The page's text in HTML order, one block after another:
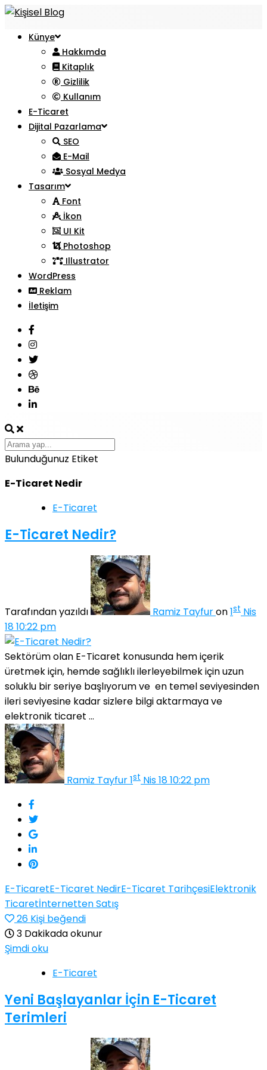
Künye
Hakkımda
Kitaplık
Gizlilik
Kullanım
E-Ticaret
Dijital Pazarlama
SEO
E-Mail
Sosyal Medya
Tasarım
Font
İkon
UI Kit
Photoshop
Illustrator
WordPress
Reklam
İletişim
Bulunduğunuz Etiket
E-Ticaret Nedir
E-Ticaret
E-Ticaret Nedir?
Tarafından yazıldı Ramiz Tayfuron1st Nis
18 10:22 pm
Sektörüm olan E-Ticaret konusunda hem içerik
üretmek için, hemde sağlıklı ilerleyebilmek için uzun
soluklu bir seriye başlıyorum ve en temel seviyesinden
ileri seviyesine kadar sizlere bilgi aktarmaya ve
elektronik ticaret ...
Ramiz Tayfur1st Nis 18 10:22 pm
E-TicaretE-Ticaret NedirE-Ticaret TarihçesiElektronik
Ticaretİnternetten Satış
26 Kişi beğendi
3 Dakikada okunur
Şimdi oku
E-Ticaret
Yeni Başlayanlar İçin E-Ticaret
Terimleri